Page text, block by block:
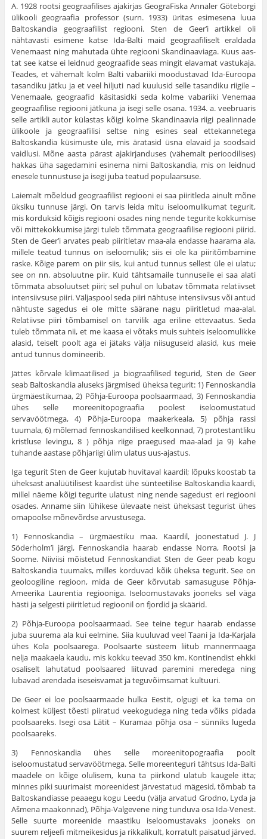
A. 1928 rootsi geograafilises ajakirjas GeograFiska Annaler Göte­borgi
ülikooli geograafia professor (surn. 1933) üritas esimesena luua
Baltoskandia geograafilist regiooni. Sten de Geer’i artikkel oli
nähtavasti esimene katse Ida-Balti maid geograafiliselt eraldada
Venemaast ning mahutada ühte regiooni Skandinaaviaga. Kuus aas­
tat see katse ei leidnud geograafide seas mingit elavamat vastukaja.
Teades, et vähemalt kolm Balti vabariiki moodustavad Ida-Euroopa
tasandiku jätku ja et veel hiljuti nad kuulusid selle tasandiku riigile –
Venemaale, geograafid käsitasidki seda kolme vabariiki Venemaa
geograafilise regiooni jätkuna ja isegi selle osana. 1934. a. veebrua­ris
selle artikli autor külastas kõigi kolme Skandinaavia riigi pea­linnade
ülikoole ja geograafilisi seltse ning esines seal ettekanne­tega
Baltoskandia küsimuste üle, mis äratasid üsna elavaid ja sood­said
vaidlusi. Mõne aasta pärast ajakirjanduses (vähemalt perioodi­lises)
hakkas üha sagedamini esinema nimi Baltoskandia, mis on leid­nud
enesele tunnustuse ja isegi juba teatud populaarsuse.
Laiemalt mõeldud geograafilist regiooni ei saa piiritleda ainult mõne
üksiku tunnuse järgi. On tarvis leida mitu iseloomulikumat tegurit,
mis korduksid kõigis regiooni osades ning nende tegurite kokkumise
või mittekokkumise järgi tuleb tõmmata geograafilise regiooni piirid.
Sten de Geer’i arvates peab piiritletav maa-ala en­dasse haarama ala,
millele teatud tunnus on iseloomulik; siis ei ole ka piiritõmbamine
raske. Kõige parem on piir siis, kui antud tunnus sellest üle ei ulatu;
see on nn. absoluutne piir. Kuid tähtsamaile tunnuseile ei saa alati
tõmmata absoluutset piiri; sel puhul on luba­tav tõmmata relatiivset
intensiivsuse piiri. Väljaspool seda piiri näh­tuse intensiivsus või antud
nähtuste sagedus ei ole mitte säärane nagu piiritletud maa-alal.
Relatiivse piiri tõmbamisel on tarvilik aga eriline ettevaatus. Seda
tuleb tõmmata nii, et me kaasa ei võtaks muis suhteis iseloomulikke
alasid, teiselt poolt aga ei jätaks välja niisuguseid alasid, kus meie
antud tunnus domineerib.
Jättes kõrvale klimaatilised ja biograafilised tegurid, Sten de Geer
seab Baltoskandia aluseks järgmised üheksa tegurit: 1) Fenno­skandia
ürgmäestikumaa, 2) Põhja-Euroopa poolsaarmaad, 3) Fenno­skandia
ühes selle moreenitopograafia poolest iseloomustatud
servavöötmega, 4) Põhja-Euroopa maakerkeala, 5) põhja rassi
tuumala, 6) mõlemad fennoskandilised keelkonnad, 7) protestantliku
kristluse levingu, 8 ) põhja riige praegused maa-alad ja 9) kahe
tuhande aas­tase põhjariigi ülim ulatus uus-ajastus.
Iga tegurit Sten de Geer kujutab huvitaval kaardil; lõpuks koos­tab ta
üheksast analüütilisest kaardist ühe sünteetilise Baltoskandia kaardi,
millel näeme kõigi tegurite ulatust ning nende sagedust eri regiooni
osades. Anname siin lühikese ülevaate neist üheksast tegu­rist ühes
omapoolse mõnevõrdse arvustusega.
1) Fennoskandia – ürgmäestiku maa. Kaardil, joo­nestatud J. J
Söderholm’i järgi, Fennoskandia haarab endasse Norra, Rootsi ja
Soome. Niiviisi mõistetud Fennoskandiat Sten de Geer peab kogu
Baltoskandia tuumaks, milles korduvad kõik üheksa tegurit. See on
geoloogiline regioon, mida de Geer kõrvutab sama­suguse Põhja-
Ameerika Laurentia regiooniga. Iseloomustavaks joo­neks sel väga
hästi ja selgesti piiritletud regioonil on fjordid ja skäärid.
2) Põhja-Euroopa poolsaarmaad. See teine tegur haarab endasse
juba suurema ala kui eelmine. Siia kuuluvad veel Taani ja Ida-Karjala
ühes Kola poolsaarega. Poolsaarte süsteem lii­tub mannermaaga
nelja maakaela kaudu, mis kokku teevad 350 km. Kontinendist ehkki
osaliselt lahutatud poolsaared liituvad paremini meredega ning
lubavad arendada iseseisvamat ja teguvõimsamat kul­tuuri.
De Geer ei loe poolsaarmaade hulka Eestit, olgugi et ka tema on
kolmest küljest tõesti piiratud veekogudega ning teda võiks pidada
poolsaareks. Isegi osa Lätit – Kuramaa põhja osa – sünniks lugeda
poolsaareks.
3) Fennoskandia ühes selle moreenitopograafia poolt
iseloomustatud servavöötmega. Selle moreenteguri tähtsus Ida-Balti
maadele on kõige olulisem, kuna ta piir­kond ulatub kaugele itta;
minnes piki suurimaist moreenidest järvestatud mägesid, tõmbab ta
Baltoskandiasse peaaegu kogu Leedu (välja arvatud Grodno, Lyda ja
Ašmena maakonnad), Põhja-Valgevene ning tunduva osa Ida-Venest.
Selle suurte moreenide maastiku iseloomus­tavaks jooneks on
suurem reljeefi mitmeikesidus ja rikkalikult, korra­tult paisatud järved.